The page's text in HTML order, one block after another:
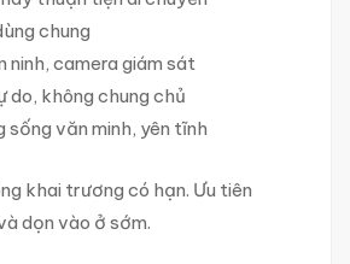
chung
ninh, camera giám sát
do, không chung chủ
sống văn minh, yên tĩnh
khai trương có hạn. Ưu tiên
dọn vào ở sớm.